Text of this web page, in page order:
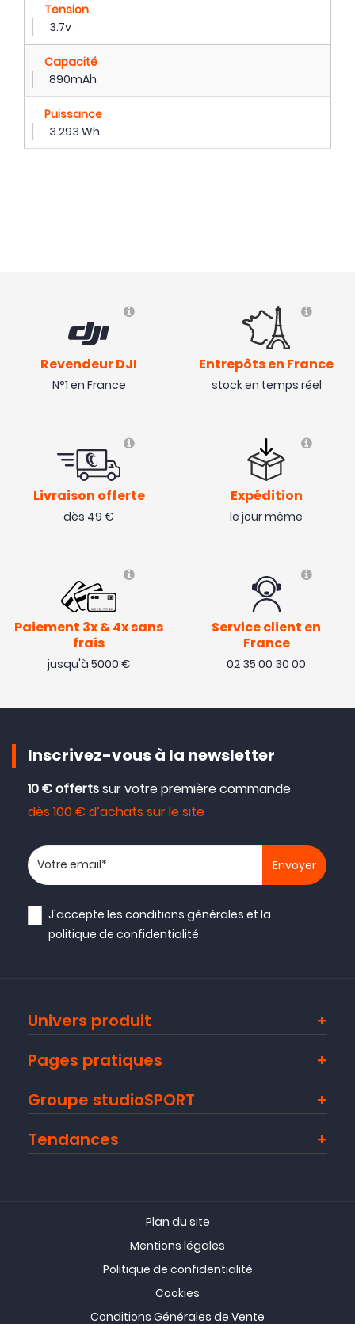
Tension
3.7v
Capacité
890mAh
Puissance
3.293 Wh
Revendeur DJI
N°1 en France
Entrepôts en France
stock en temps réel
Livraison offerte
dès 49 €
Expédition
le jour même
Paiement 3x & 4x sans
frais
jusqu'à 5000 €
Service client en
France
02 35 00 30 00
Inscrivez-vous à la newsletter
10 € offertssur votre première commande
dès 100 € d’achats sur le site
Votre adresse email
J'accepte lesconditions générales et la
politique de confidentialité
Univers produit
Pages pratiques
Groupe studioSPORT
Tendances
Plan du site
Mentions légales
Politique de confidentialité
Cookies
Conditions Générales de Vente